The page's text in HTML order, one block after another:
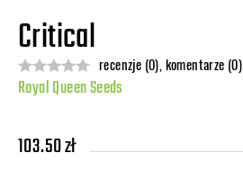
Critical recenzje (0), komentarze (0)
Royal Queen Seeds
103.50 zł